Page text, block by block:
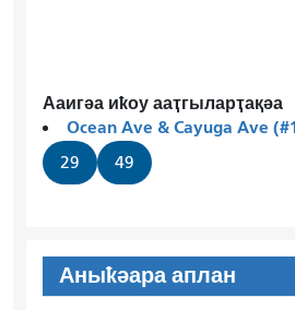
Ааигәа иҟоу ааҭгыларҭақәа
Ocean Ave & Cayuga Ave
29 49
Аныҟәара аплан